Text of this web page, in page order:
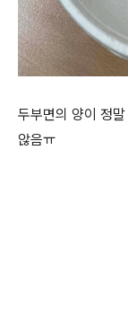
두부면의 양이 정
않음ㅠ